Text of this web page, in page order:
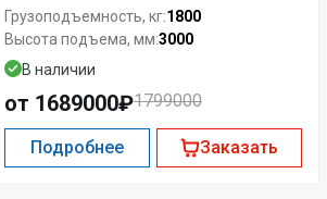
Грузоподъемность, кг:1800
Высота подъема, мм:3000
В наличии
от 1689000₽1799000
Подробнее Заказать